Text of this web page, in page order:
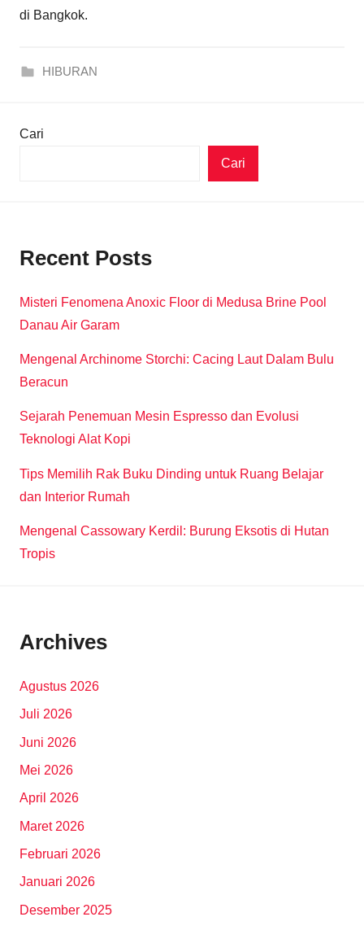
di Bangkok.
HIBURAN
Cari
Cari
Recent Posts
Misteri Fenomena Anoxic Floor di Medusa Brine Pool
Danau Air Garam
Mengenal Archinome Storchi: Cacing Laut Dalam Bulu
Beracun
Sejarah Penemuan Mesin Espresso dan Evolusi
Teknologi Alat Kopi
Tips Memilih Rak Buku Dinding untuk Ruang Belajar
dan Interior Rumah
Mengenal Cassowary Kerdil: Burung Eksotis di Hutan
Tropis
Archives
Agustus 2026
Juli 2026
Juni 2026
Mei 2026
April 2026
Maret 2026
Februari 2026
Januari 2026
Desember 2025